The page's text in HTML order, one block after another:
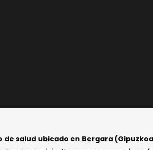
de salud ubicado en Bergara